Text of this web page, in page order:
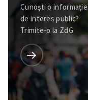
Cunoști o informație
de interes public?
Trimite-o la ZdG